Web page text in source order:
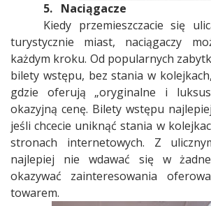
5. Naciągacze
Kiedy przemieszczacie się
turystycznie miast, naciągaczy
każdym kroku. Od popularnych
bilety wstępu, bez stania w
gdzie oferują „oryginalne i
okazyjną cenę. Bilety wstępu
jeśli chcecie uniknąć stania w
stronach internetowych. Z
najlepiej nie wdawać się w
okazywać zainteresowania
towarem.